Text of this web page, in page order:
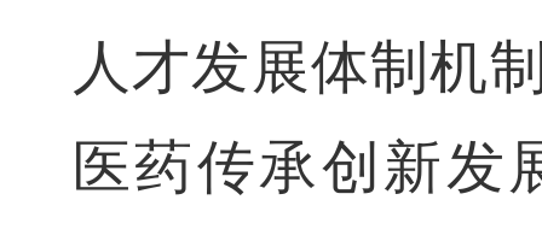
人才发展体制机
医药传承创新发